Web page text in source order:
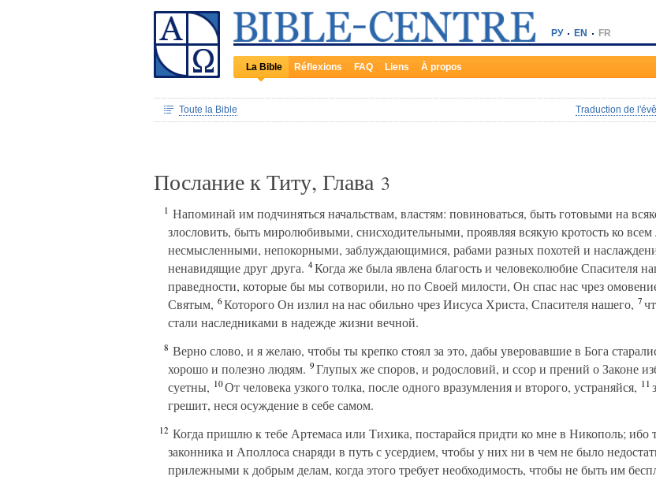
РУ EN FR
La Bible Réflexions FAQ Liens À propos
Toute la Bible Traduction de
Послание к Титу, Глава 3
1 Напоминай им подчиняться начальствам, властям: повиноваться, быть готовыми на
злословить, быть миролюбивыми, снисходительными, проявляя всякую кротость ко
несмысленными, непокорными, заблуждающимися, рабами разных похотей и
ненавидящие друг друга. 4Когда же была явлена благость и человеколюбие Спасителя
праведности, которые бы мы сотворили, но по Своей милости, Он спас нас чрез
Святым, 6Которого Он излил на нас обильно чрез Иисуса Христа, Спасителя нашего, 7
стали наследниками в надежде жизни вечной.
8 Верно слово, и я желаю, чтобы ты крепко стоял за это, дабы уверовавшие в Бога
хорошо и полезно людям. 9Глупых же споров, и родословий, и ссор и прений о Законе
суетны, 10От человека узкого толка, после одного вразумления и второго, устраняйся, 11
грешит, неся осуждение в себе самом.
12 Когда пришлю к тебе Артемаса или Тихика, постарайся придти ко мне в Никополь; ибо
законника и Аполлоса снаряди в путь с усердием, чтобы у них ни в чем не было
прилежными к добрым делам, когда этого требует необходимость, чтобы не быть им